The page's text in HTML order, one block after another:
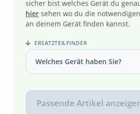
sicher bist welches Gerät du
hier sehen wo du die
an deinem Gerät finden kannst.
ERSATZTEILFINDER
Welches Gerät haben Sie?
Passende Artikel